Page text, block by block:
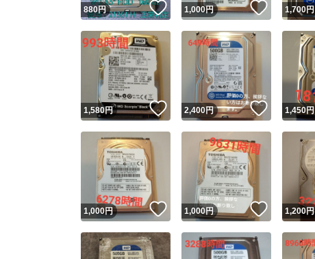
880円 いいね！
1,000円 いいね！
1,700円
1,580円 いいね！
2,400円 いいね！
1,450円
1,000円 いいね！
1,000円 いいね！
1,200円